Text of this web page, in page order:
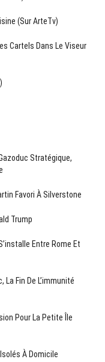
(sur ArteTv)
Cartels Dans Le Viseur
Stratégique,
Favori À Silverstone
Trump
Entre Rome Et
La Fin De L’immunité
Pour La Petite Île
À Domicile